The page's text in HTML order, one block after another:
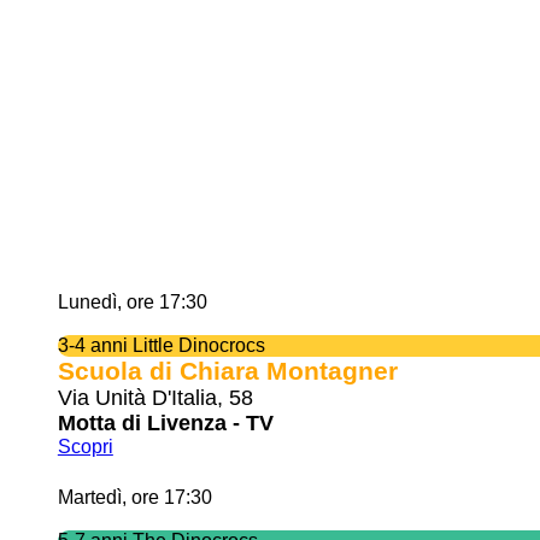
Lunedì, ore 17:30
3-4 anni Little Dinocrocs
Scuola di Chiara Montagner
Via Unità D'Italia, 58
Motta di Livenza - TV
Scopri
Martedì, ore 17:30